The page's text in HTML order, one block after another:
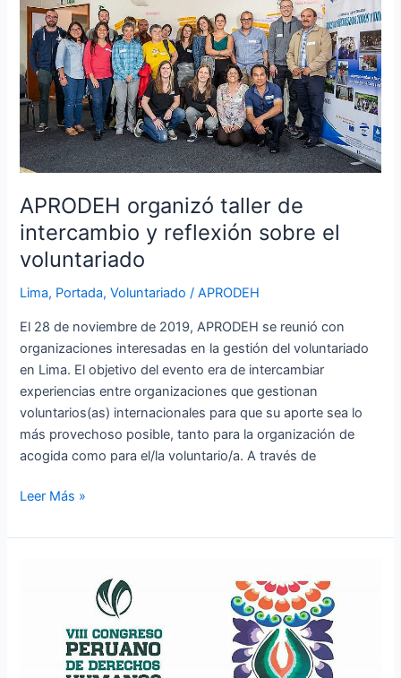
APRODEH organizó taller de
intercambio y reflexión sobre el
voluntariado
Lima, Portada,Voluntariado /APRODEH
El 28 de noviembre de 2019, APRODEH se reunió con
organizaciones interesadas en la gestión del voluntariado
en Lima. El objetivo del evento era de intercambiar
experiencias entre organizaciones que gestionan
voluntarios(as) internacionales para que su aporte sea lo
más provechoso posible, tanto para la organización de
acogida como para el/la voluntario/a. A través de
de
intercambio
reflexión
sobre
el
voluntariado
Leer Más »
Derechos